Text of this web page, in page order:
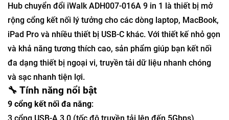
Hub chuyển đổi iWalk ADH007-016A 9 in 1 là thiết bị mở
rộng cổng kết nối lý tưởng cho các dòng laptop, MacBook,
iPad Pro và nhiều thiết bị USB-C khác. Với thiết kế nhỏ gọn
và khả năng tương thích cao, sản phẩm giúp bạn kết nối
đa dạng thiết bị ngoại vi, truyền tải dữ liệu nhanh chóng
và sạc nhanh tiện lợi.
🔧 Tính năng nổi bật
9 cổng kết nối đa năng: